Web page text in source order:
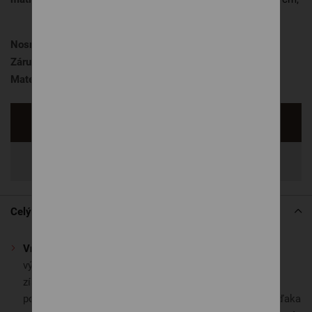
Nosnosť matraca
Záruka
Materiál matraca
Celý popis
Vrchná vrstva – prírodná pena NATUR ORANGE
výnimočná svojím zložením. Obsahuje esenciálny olej
získaný vodnou destiláciou čerstvých kvetov
pomarančovníka a prírodný nerafinovaný sójový olej. Vďaka